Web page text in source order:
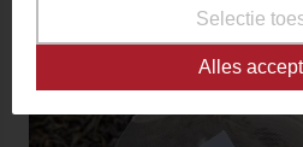
Selectie
Alles